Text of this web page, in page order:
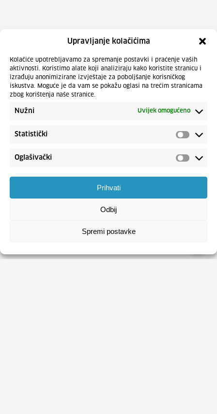
Upravljanje kolačićima
Kolačiće upotrebljavamo za spremanje postavki i praćenje vaših
aktivnosti. Koristimo alate koji analiziraju kako koristite stranicu i
izrađuju anonimizirane izvještaje za poboljšanje korisničkog
iskustva. Moguće je da vam se pokažu oglasi na trećim stranicama
zbog korištenja naše stranice.
Nužni Uvijek omogućeno
Statistički
Oglašivački
Prihvati
Odbij
Spremi postavke